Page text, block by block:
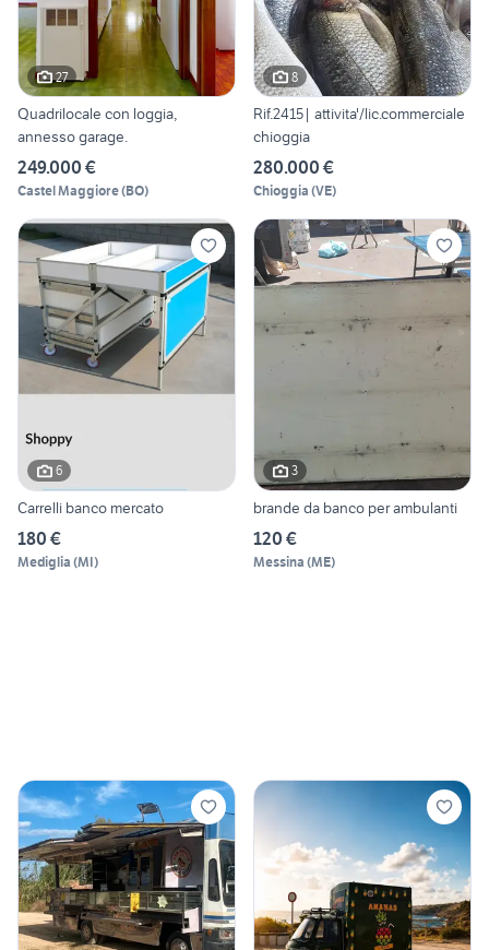
27
Quadrilocale con loggia,
annesso garage.
249.000 €
Castel Maggiore(BO)
8
Rif.2415| attivita'/lic.commerciale
chioggia
280.000 €
Chioggia (VE)
6
Carrelli banco mercato
180 €
Mediglia (MI)
3
brande da banco per ambulanti
120 €
Messina (ME)